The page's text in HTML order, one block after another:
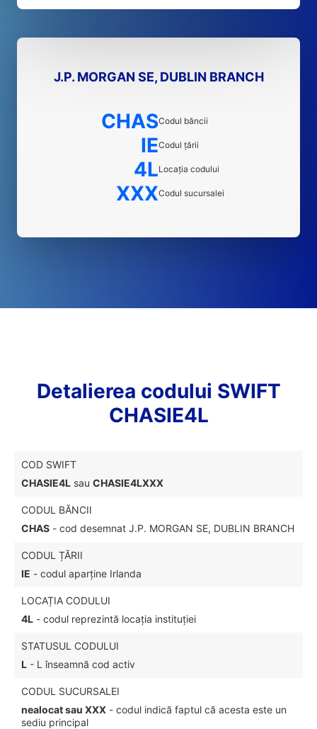
J.P. MORGAN SE, DUBLIN BRANCH
CHASCodul băncii
IECodul țării
4LLocația codului
XXXCodul sucursalei
Detalierea codului SWIFT
CHASIE4L
COD SWIFT
CHASIE4L sau CHASIE4LXXX
CODUL BĂNCII
CHAS - cod desemnat J.P. MORGAN SE, DUBLIN BRANCH
CODUL ȚĂRII
IE - codul aparține Irlanda
LOCAȚIA CODULUI
4L - codul reprezintă locația instituției
STATUSUL CODULUI
L - L înseamnă cod activ
CODUL SUCURSALEI
nealocat sau XXX - codul indică faptul că acesta este un
sediu principal